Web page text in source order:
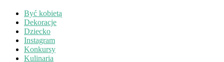
Być kobietą
Dekoracje
Dziecko
Instagram
Konkursy
Kulinaria